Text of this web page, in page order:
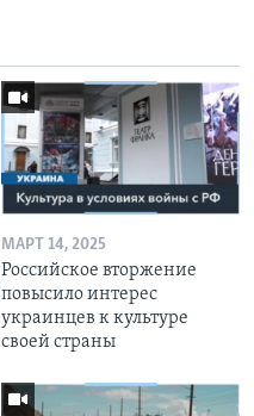
МАРТ 14, 2025
Российское вторжение
повысило интерес
украинцев к культуре
своей страны